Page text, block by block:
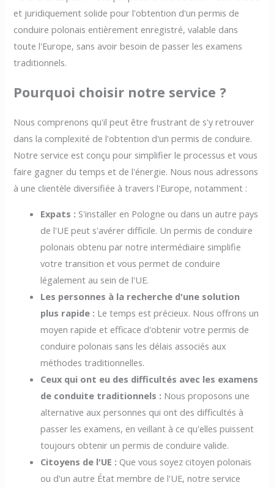
et juridiquement solide pour l'obtention d'un permis de
conduire polonais entièrement enregistré, valable dans
toute l'Europe, sans avoir besoin de passer les examens
traditionnels.
Pourquoi choisir notre service ?
Nous comprenons qu'il peut être frustrant de s'y retrouver
dans la complexité de l'obtention d'un permis de conduire.
Notre service est conçu pour simplifier le processus et vous
faire gagner du temps et de l'énergie. Nous nous adressons
à une clientèle diversifiée à travers l'Europe, notamment :
Expats : S'installer en Pologne ou dans un autre pays
de l'UE peut s'avérer difficile. Un permis de conduire
polonais obtenu par notre intermédiaire simplifie
votre transition et vous permet de conduire
légalement au sein de l'UE.
Les personnes à la recherche d'une solution
plus rapide : Le temps est précieux. Nous offrons un
moyen rapide et efficace d'obtenir votre permis de
conduire polonais sans les délais associés aux
méthodes traditionnelles.
Ceux qui ont eu des difficultés avec les examens
de conduite traditionnels : Nous proposons une
alternative aux personnes qui ont des difficultés à
passer les examens, en veillant à ce qu'elles puissent
toujours obtenir un permis de conduire valide.
Citoyens de l'UE : Que vous soyez citoyen polonais
ou d'un autre État membre de l'UE, notre service